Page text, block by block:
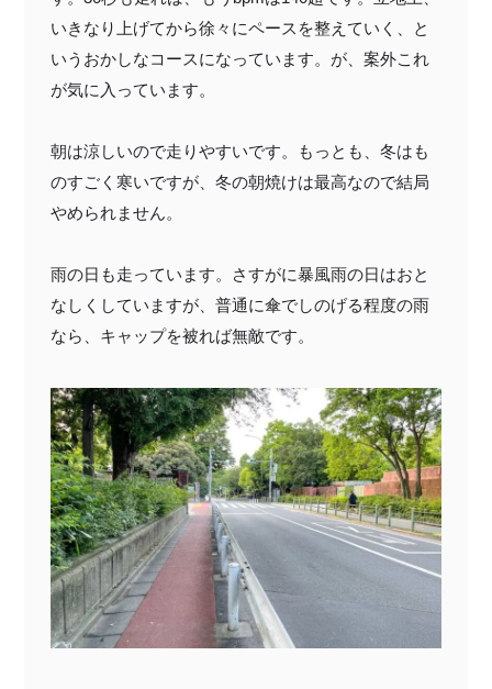
いきなり上げてから徐々にペースを整えていく、と
いうおかしなコースになっています。が、案外これ
が気に入っています。
朝は涼しいので走りやすいです。もっとも、冬はも
のすごく寒いですが、冬の朝焼けは最高なので結局
やめられません。
雨の日も走っています。さすがに暴風雨の日はおと
なしくしていますが、普通に傘でしのげる程度の雨
なら、キャップを被れば無敵です。